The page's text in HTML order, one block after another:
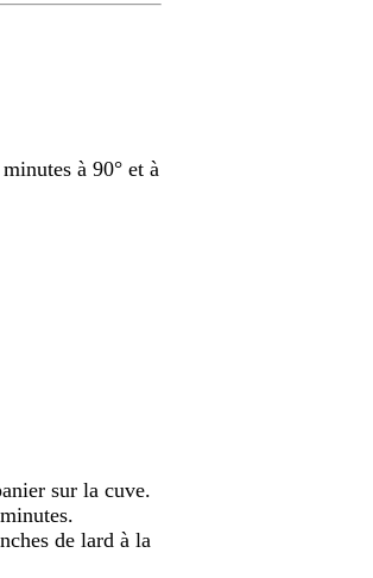
à 90° et à
sur la cuve.
de lard à la